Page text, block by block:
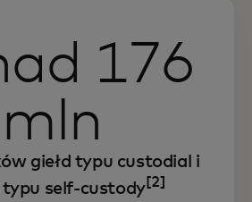
176
mln
giełd typu custodial i
self-custody[2]